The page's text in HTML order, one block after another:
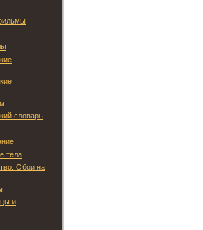
словарь
тела
Обои на
и